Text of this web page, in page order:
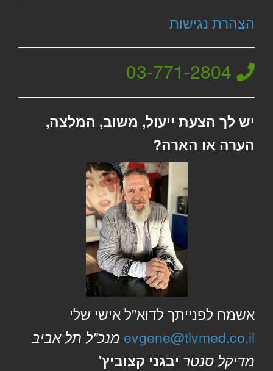
הצהרת נגישות
03-771-2804
יש לך הצעת ייעול, משוב, המלצה,
הערה או הארה?
אשמח לפנייתך לדוא"ל אישי שלי
evgene@tlvmed.co.il מנכ"ל תל אביב
מדיקל סנטר יבגני קצוביץ'